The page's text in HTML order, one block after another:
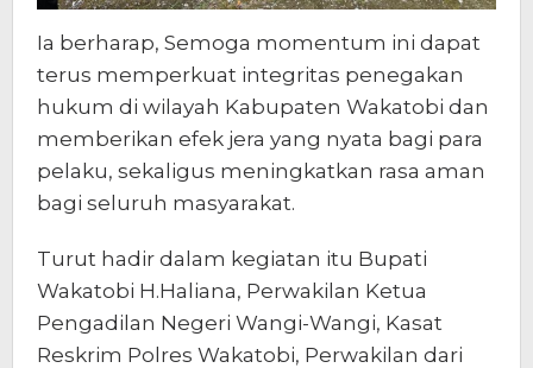
Ia berharap, Semoga momentum ini dapat
terus memperkuat integritas penegakan
hukum di wilayah Kabupaten Wakatobi dan
memberikan efek jera yang nyata bagi para
pelaku, sekaligus meningkatkan rasa aman
bagi seluruh masyarakat.
Turut hadir dalam kegiatan itu Bupati
Wakatobi H.Haliana, Perwakilan Ketua
Pengadilan Negeri Wangi-Wangi, Kasat
Reskrim Polres Wakatobi, Perwakilan dari